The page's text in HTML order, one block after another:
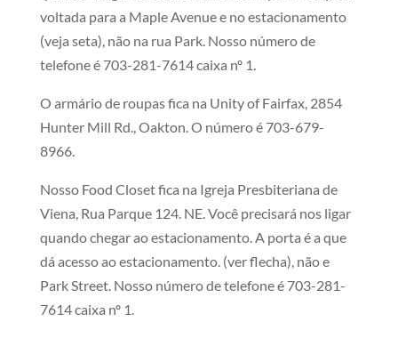
voltada para a Maple Avenue e no estacionamento
(veja seta), nãona rua Park. Nosso número de
telefone é 703-281-7614 caixa nº 1.
O armário de roupas fica na Unity of Fairfax, 2854
Hunter Mill Rd., Oakton. O número é 703-679-
8966.
Nosso Food Closet fica na Igreja Presbiteriana de
Viena, Rua Parque 124. NE. Você precisará nos ligar
quando chegar ao estacionamento. A porta é a que
dá acesso ao estacionamento. (ver flecha), não e
Park Street. Nosso número de telefone é 703-281-
7614 caixa nº 1.